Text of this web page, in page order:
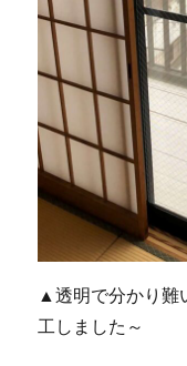
▲透明で分かり難
工しました～